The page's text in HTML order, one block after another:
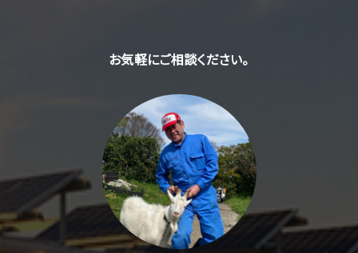
お気軽にご相談ください。